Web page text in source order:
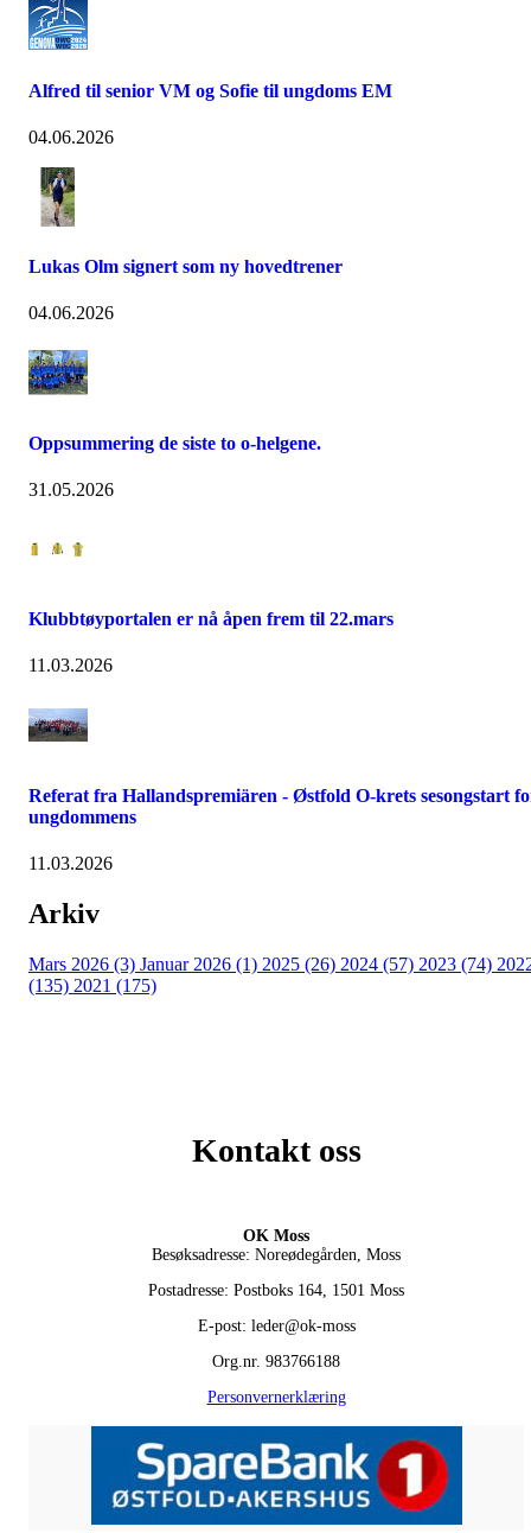
Alfred til senior VM og Sofie til ungdoms EM
04.06.2026
Lukas Olm signert som ny hovedtrener
04.06.2026
Oppsummering de siste to o-helgene.
31.05.2026
Klubbtøyportalen er nå åpen frem til 22.mars
11.03.2026
Referat fra Hallandspremiären - Østfold O-krets sesongstart
ungdommens
11.03.2026
Arkiv
Mars 2026 (3) Januar 2026 (1) 2025 (26) 2024 (57) 2023 (74)
(135) 2021 (175)
Kontakt oss
OK Moss
Besøksadresse: Noreødegården, Moss
Postadresse: Postboks 164, 1501 Moss
E-post: leder@ok-moss
Org.nr. 983766188
Personvernerklæring